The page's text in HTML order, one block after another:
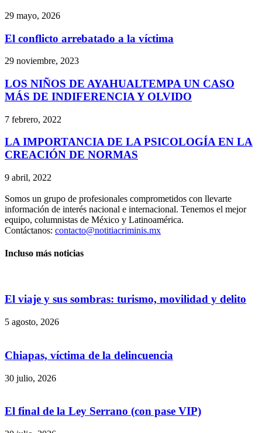
29 mayo, 2026
El conflicto arrebatado a la víctima
29 noviembre, 2023
LOS NIÑOS DE AYAHUALTEMPA UN CASO
MÁS DE INDIFERENCIA Y OLVIDO
7 febrero, 2022
LA IMPORTANCIA DE LA PSICOLOGÍA EN LA
CREACIÓN DE NORMAS
9 abril, 2022
Somos un grupo de profesionales comprometidos con llevarte
información de interés nacional e internacional. Tenemos el mejor
equipo, columnistas de México y Latinoamérica.
Contáctanos: contacto@notitiacriminis.mx
Incluso más noticias
El viaje y sus sombras: turismo, movilidad y delito
5 agosto, 2026
Chiapas, víctima de la delincuencia
30 julio, 2026
El final de la Ley Serrano (con pase VIP)